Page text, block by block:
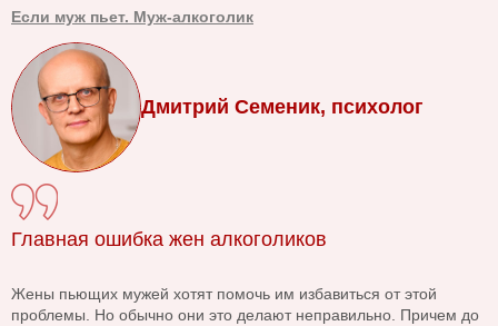
Если муж пьет. Муж-алкоголик
Дмитрий Семеник, психолог
Главная ошибка жен алкоголиков
Жены пьющих мужей хотят помочь им избавиться от этой
проблемы. Но обычно они это делают неправильно. Причем до